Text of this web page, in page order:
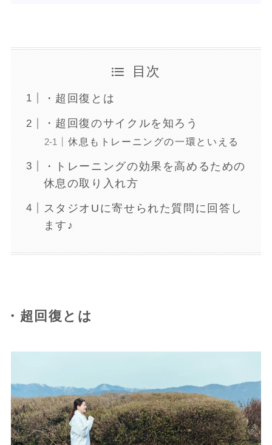
目次
・超回復とは
・超回復のサイクルを知ろう
休息もトレーニングの一環といえる
・トレーニングの効果を高めるための
休息の取り入れ方
スタジオUに寄せられた質問に回答し
ます♪
・超回復とは